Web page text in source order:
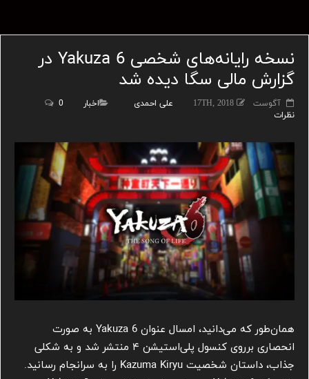
نسخه رایانه‌های شخصی Yakuza 6 در
گزارش مالی سگا دیده شد
آگوست 17TH, 2018 علی احمدی اخبار
0
نظرات
همان‌طور که می‌دانید، امسال عنوان Yakuza 6 به صورت
انحصاری برروی کنسول پلی‌استیشن ۴ منتشر شد و به شکلی
جذاب، داستان شخصیت Kazuma Kiryu را به سرانجام رسانید.